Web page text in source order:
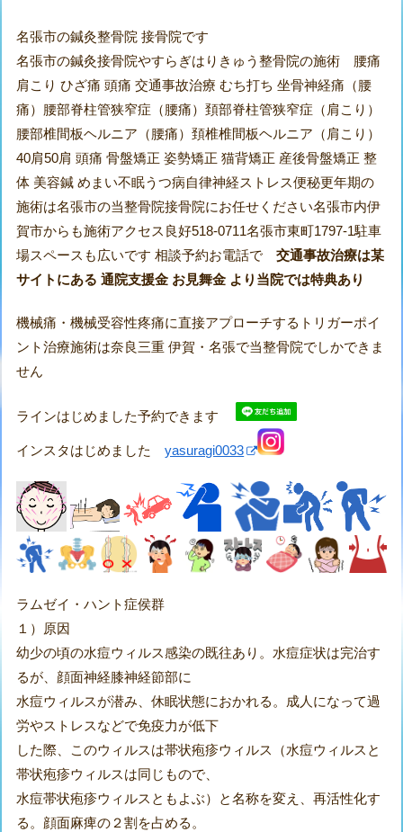
名張市の鍼灸整骨院 接骨院です
名張市の鍼灸接骨院やすらぎはりきゅう整骨院の施術 腰痛
肩こり ひざ痛 頭痛 交通事故治療 むち打ち 坐骨神経痛（腰
痛）腰部脊柱管狭窄症（腰痛）頚部脊柱管狭窄症（肩こり）
腰部椎間板ヘルニア（腰痛）頚椎椎間板ヘルニア（肩こり）
40肩50肩 頭痛 骨盤矯正 姿勢矯正 猫背矯正 産後骨盤矯正 整
体 美容鍼 めまい不眠うつ病自律神経ストレス便秘更年期の
施術は名張市の当整骨院接骨院にお任せください名張市内伊
賀市からも施術アクセス良好518-0711名張市東町1797-1駐車
場スペースも広いです 相談予約お電話で交通事故治療は某
サイトにある 通院支援金 お見舞金 より当院では特典あり
機械痛・機械受容性疼痛に直接アプローチするトリガーポイ
ント治療施術は奈良三重 伊賀・名張で当整骨院でしかできま
せん
ラインはじめました予約できます
インスタはじめましたyasuragi0033
ラムゼイ・ハント症侯群
１）原因
幼少の頃の水痘ウィルス感染の既往あり。水痘症状は完治す
るが、顔面神経膝神経節部に
水痘ウィルスが潜み、休眠状態におかれる。成人になって過
労やストレスなどで免疫力が低下
した際、このウィルスは帯状疱疹ウィルス（水痘ウィルスと
帯状疱疹ウィルスは同じもので、
水痘帯状疱疹ウィルスともよぶ）と名称を変え、再活性化す
る。顔面麻痺の２割を占める。